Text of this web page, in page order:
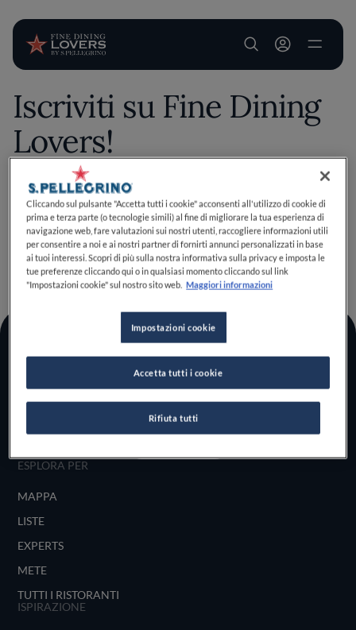
Salta al contenuto principale
User account
Iscriviti su Fine Dining
Lovers!
Salva questo contenuto esclusivo tra i tuoi preferiti
effettuando il login o iscrivendoti, bastano pochi clic per
migliorare la tua esperienza culinaria!
IscrivitiHo un account
TORNA A INIZIO PAGINA
Scopri il vero
foodie che è in te
ESPLORA PER
MAPPA
LISTE
EXPERTS
METE
TUTTI I RISTORANTI
ISPIRAZIONE
Cliccando sul pulsante "Accetta tutti i cookie" acconsenti all'utilizzo di cookie di
prima e terza parte (o tecnologie simili) al fine di migliorare la tua esperienza di
navigazione web, fare valutazioni sui nostri utenti, raccogliere informazioni utili
per consentire a noi e ai nostri partner di fornirti annunci personalizzati in base
ai tuoi interessi. Scopri di più sulla nostra informativa sulla privacy e imposta le
tue preferenze cliccando qui o in qualsiasi momento cliccando sul link
"Impostazioni cookie" sul nostro sito web. Maggiori informazioni
Impostazioni cookie
Rifiuta tutti
Accetta tutti i cookie